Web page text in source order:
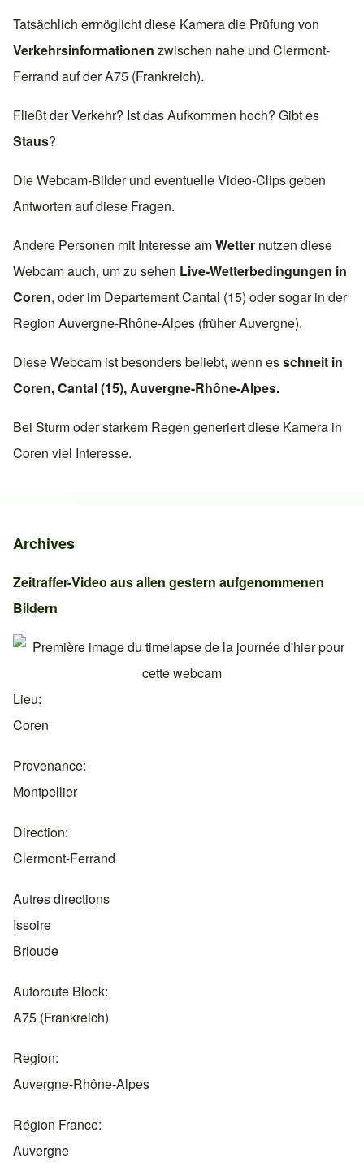
Tatsächlich ermöglicht diese Kamera die Prüfung von
Verkehrsinformationen zwischen nahe und Clermont-
Ferrand auf derA75 (Frankreich).
Fließt der Verkehr? Ist das Aufkommen hoch? Gibt es
Staus?
Die Webcam-Bilder und eventuelle Video-Clips geben
Antworten auf diese Fragen.
Andere Personen mit Interesse amWetter nutzen diese
Webcam auch, um zu sehen Live-Wetterbedingungen in
Coren, oder im DepartementCantal (15) oder sogar in der
Region Auvergne-Rhône-Alpes (früherAuvergne).
Diese Webcam ist besonders beliebt, wenn esschneit in
Coren,Cantal (15),Auvergne-Rhône-Alpes.
Bei Sturm oder starkem Regen generiert diese Kamera in
Coren viel Interesse.
Archives
Zeitraffer-Video aus allen gestern aufgenommenen
Bildern
Lieu
Coren
Provenance
Montpellier
Direction
Clermont-Ferrand
Autres directions
Issoire
Brioude
Autoroute Block
A75 (Frankreich)
Region
Auvergne-Rhône-Alpes
Région France
Auvergne